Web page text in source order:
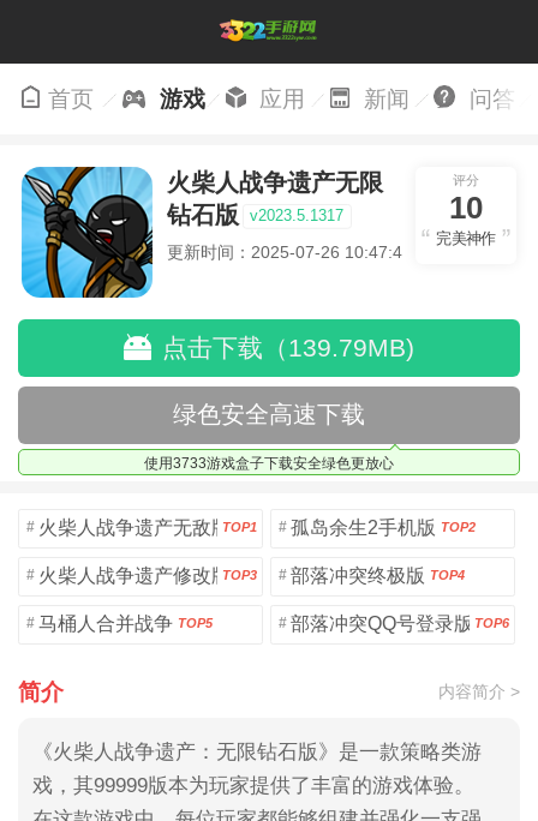
首页 游戏 应用 新闻 问答
火柴人战争遗产无限
钻石版
v2023.5.1317
更新时间：2025-07-26 10:47:45
评分
10
完美神作
点击下载（139.79MB)
绿色安全高速下载
使用3733游戏盒子下载安全绿色更放心
# 火柴人战争遗产无敌版TOP1 # 孤岛余生2手机版 TOP2
# 火柴人战争遗产修改版TOP3 # 部落冲突终极版 TOP4
# 马桶人合并战争 TOP5 # 部落冲突QQ号登录版 TOP6
简介 内容简介 >
《火柴人战争遗产：无限钻石版》是一款策略类游
戏，其99999版本为玩家提供了丰富的游戏体验。